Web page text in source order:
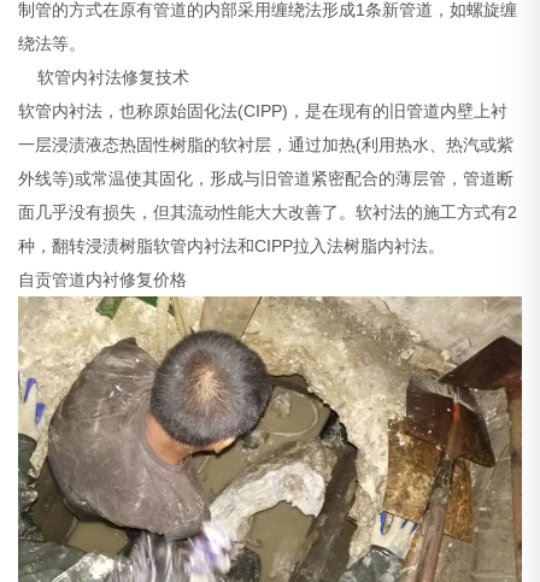
制管的方式在原有管道的内部采用缠绕法形成1条新管道，如螺旋缠
绕法等。
软管内衬法修复技术
软管内衬法，也称原始固化法(CIPP)，是在现有的旧管道内壁上衬
一层浸渍液态热固性树脂的软衬层，通过加热(利用热水、热汽或紫
外线等)或常温使其固化，形成与旧管道紧密配合的薄层管，管道断
面几乎没有损失，但其流动性能大大改善了。软衬法的施工方式有2
种，翻转浸渍树脂软管内衬法和CIPP拉入法树脂内衬法。
自贡管道内衬修复价格